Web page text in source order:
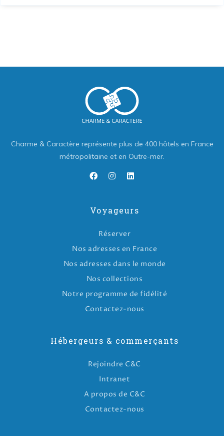
Charme & Caractère représente plus de 400 hôtels en France
métropolitaine et en Outre-mer.
Voyageurs
Réserver
Nos adresses en France
Nos adresses dans le monde
Nos collections
Notre programme de fidélité
Contactez-nous
Hébergeurs & commerçants
Rejoindre C&C
Intranet
A propos de C&C
Contactez-nous